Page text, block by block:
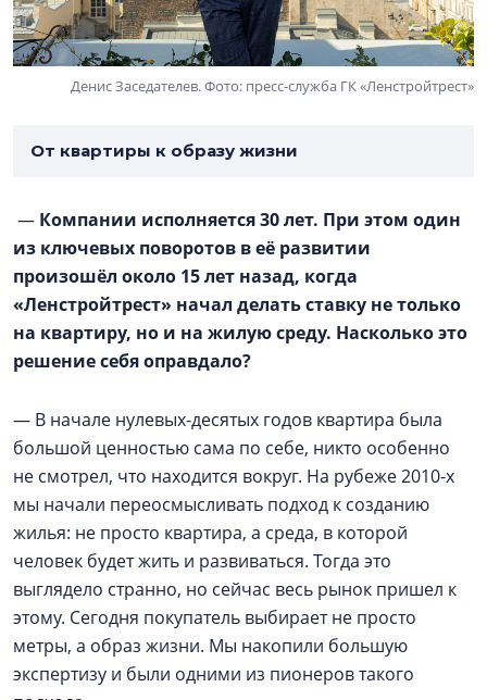
Денис Заседателев. Фото: пресс-служба ГК «Ленстройтрест»
От квартиры к образу жизни
— Компании исполняется 30 лет. При этом один
из ключевых поворотов в её развитии
произошёл около 15 лет назад, когда
«Ленстройтрест» начал делать ставку не только
на квартиру, но и на жилую среду. Насколько это
решение себя оправдало?
— В начале нулевых-десятых годов квартира была
большой ценностью сама по себе, никто особенно
не смотрел, что находится вокруг. На рубеже 2010-х
мы начали переосмысливать подход к созданию
жилья: не просто квартира, а среда, в которой
человек будет жить и развиваться. Тогда это
выглядело странно, но сейчас весь рынок пришел к
этому. Сегодня покупатель выбирает не просто
метры, а образ жизни. Мы накопили большую
экспертизу и были одними из пионеров такого